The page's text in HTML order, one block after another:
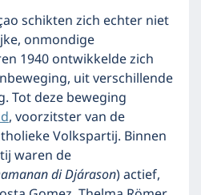
schikten zich echter niet
onmondige
1940 ontwikkelde zich
uit verschillende
Tot deze beweging
, voorzitster van de
Volkspartij. Binnen
waren de
di Djárason) actief,